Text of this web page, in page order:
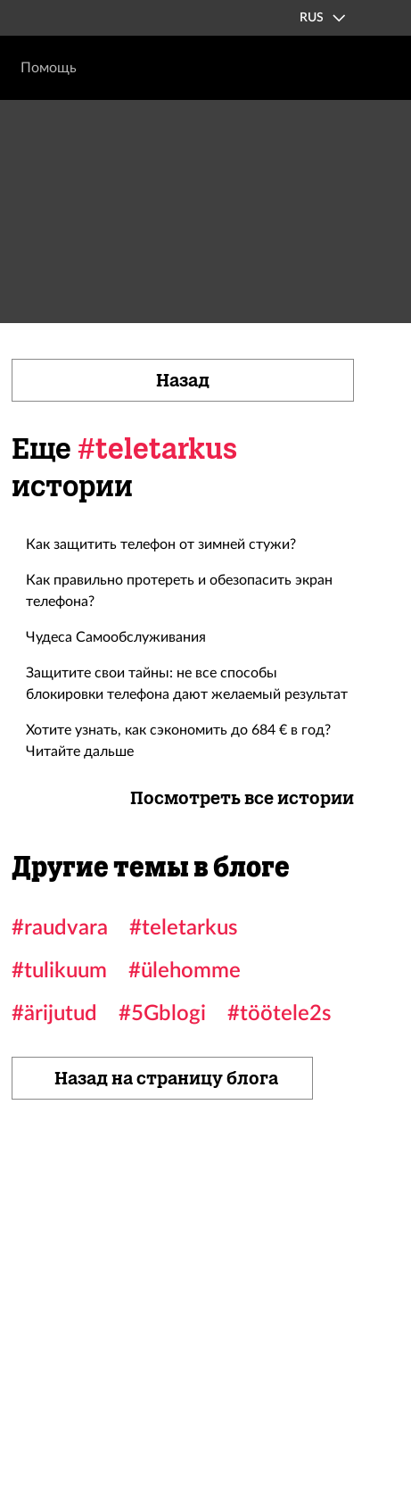
RUS
Помощь
Назад
Еще #teletarkus
истории
Как защитить телефон от зимней стужи?
Как правильно протереть и обезопасить экран
телефона?
Чудеса Самообслуживания
Защитите свои тайны: не все способы
блокировки телефона дают желаемый результат
Хотите узнать, как сэкономить до 684 € в год?
Читайте дальше
Посмотреть все истории
Другие темы в блоге
#raudvara
#teletarkus
#tulikuum
#ülehomme
#ärijutud
#5Gblogi #töötele2s
Назад на страницу блога